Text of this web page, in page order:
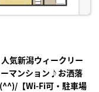
気新潟ウィークリー
マンション♪お洒落
【Wi-Fi可・駐車場